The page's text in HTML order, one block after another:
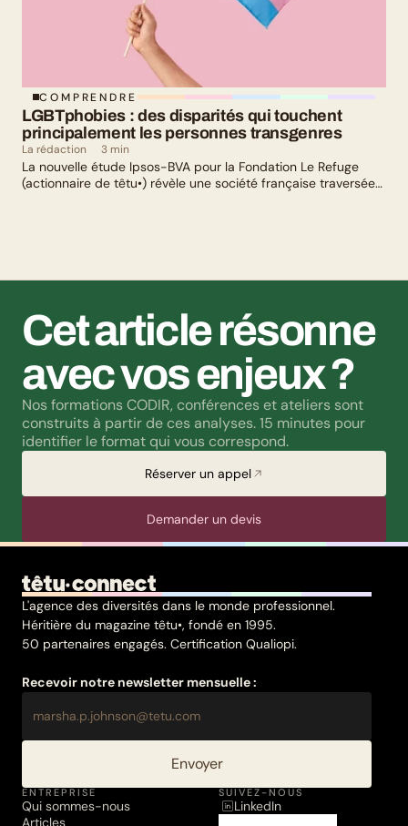
COMPRENDRE
LGBTphobies : des disparités qui touchent
principalement les personnes transgenres
La rédaction 3 min
La nouvelle étude Ipsos-BVA pour la Fondation Le Refuge
(actionnaire de têtu•) révèle une société française traversée
Cet article résonne
avec vos enjeux ?
Nos formations CODIR, conférences et ateliers sont
construits à partir de ces analyses. 15 minutes pour
identifier le format qui vous correspond.
Réserver un appel
Demander un devis
L'agence des diversités dans le monde professionnel.
Héritière du magazine têtu•, fondé en 1995.
50 partenaires engagés. Certification Qualiopi.
Recevoir notre newsletter mensuelle :
Envoyer
ENTREPRISE
Qui sommes-nous
Articles
SUIVEZ-NOUS
LinkedIn